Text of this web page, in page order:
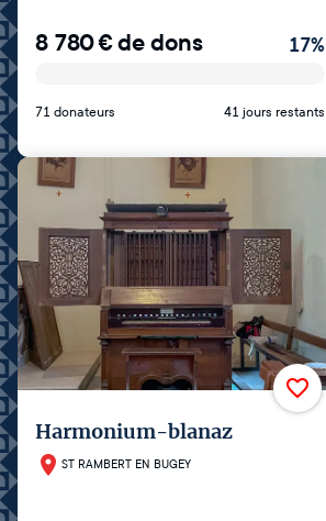
8 780€de dons 17%
71 donateurs 41 jours restants
Harmonium-blanaz
ST RAMBERT EN BUGEY